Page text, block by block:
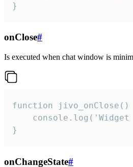
}
onClose#
Is executed when chat window is
function
console.log('Widget
}
onChangeState#